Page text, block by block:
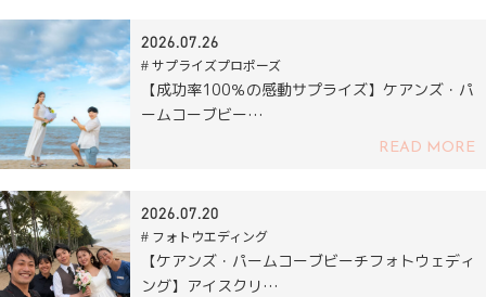
2026.07.26
# サプライズプロポーズ
【成功率100％の感動サプライズ】ケアンズ・パ
ームコーブビー…
READ MORE
2026.07.20
# フォトウエディング
【ケアンズ・パームコーブビーチフォトウェディ
ング】アイスクリ…